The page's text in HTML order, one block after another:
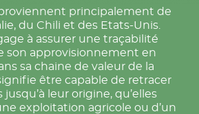
principalement de
du Chili et des Etats-Unis.
à assurer une traçabilité
son approvisionnement en
sa chaine de valeur de la
être capable de retracer
jusqu’à leur origine, qu’elles
exploitation agricole ou d’un